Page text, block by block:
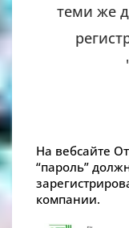
теми же
На вебсайте
“пароль”
компании.